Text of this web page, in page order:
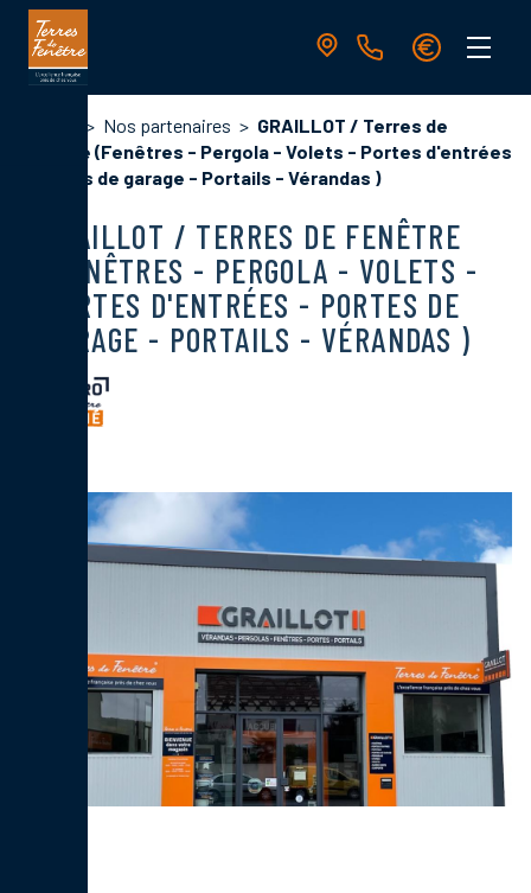
Aller
contenu
principale
Nos partenaires
GRAILLOT / Terres de
Fenêtre (Fenêtres - Pergola - Volets - Portes d'entrées
- Portes de garage - Portails - Vérandas )
GRAILLOT / TERRES DE FENÊTRE
(FENÊTRES - PERGOLA - VOLETS -
PORTES D'ENTRÉES - PORTES DE
GARAGE - PORTAILS - VÉRANDAS )